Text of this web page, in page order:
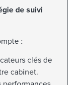
de suivi
:
clés de
cabinet.